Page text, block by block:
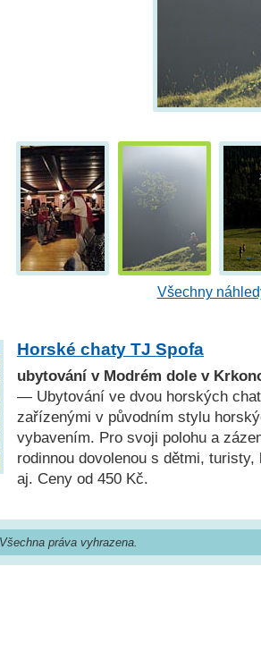
Všechny
Horské chaty TJ Spofa
ubytování v Modrém dole v
— Ubytování ve dvou horských
zařízenými v původním stylu
vybavením. Pro svoji polohu a
rodinnou dovolenou s dětmi,
aj. Ceny od 450 Kč.
práva vyhrazena.